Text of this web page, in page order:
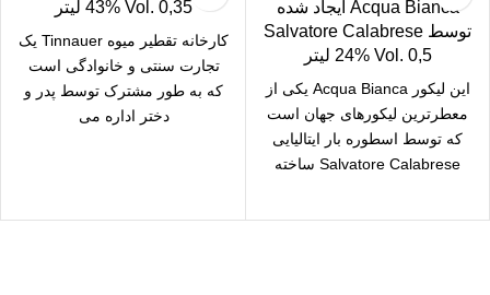
Acqua Bianca ایجاد شده
توسط Salvatore Calabrese
24% Vol. 0,5 لیتر
این لیکور Acqua Bianca یکی از
معطرترین لیکورهای جهان است
که توسط اسطوره بار ایتالیایی
Salvatore Calabrese ساخته
43% Vol. 0,35 لیتر
کارخانه تقطیر میوه Tinnauer یک
تجارت سنتی و خانوادگی است
که به طور مشترک توسط پدر و
دختر اداره می